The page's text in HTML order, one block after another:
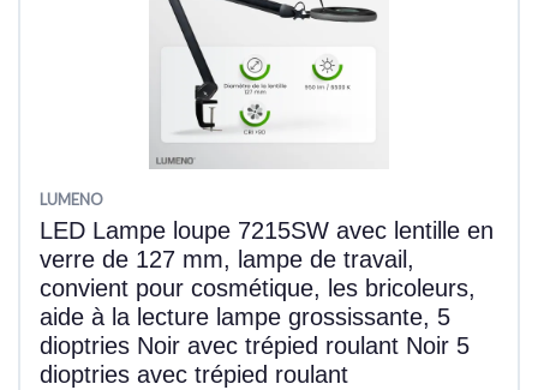
LUMENO
LED Lampe loupe 7215SW avec lentille en
verre de 127 mm, lampe de travail,
convient pour cosmétique, les bricoleurs,
aide à la lecture lampe grossissante, 5
dioptries Noir avec trépied roulant Noir 5
dioptries avec trépied roulant